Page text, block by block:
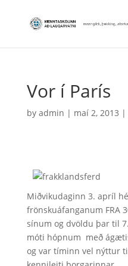
Vor í París
by admin | maí 2, 2013 |
Miðvikudaginn 3. apríl
frönskuáfanganum FRA
sínum og dvöldu þar til
móti hópnum með
og var tíminn vel nýttur